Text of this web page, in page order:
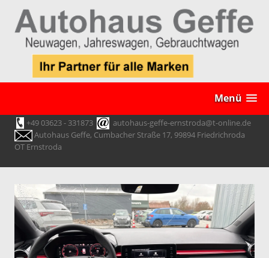
Menü
+49 03623 - 331873
autohaus-geffe-ernstroda@t-online.de
Autohaus Geffe, Cumbacher Straße 17, 99894 Friedrichroda
OT Ernstroda